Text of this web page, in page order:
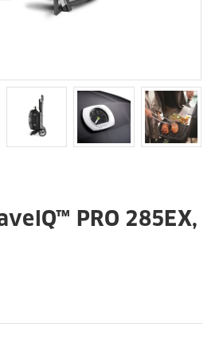
PRO 285EX,